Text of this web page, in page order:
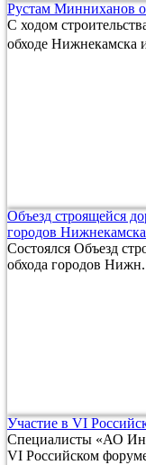
Рустам Минниханов
С ходом
обходе
Объезд строящейся
городов
Состоялся Объезд
обхода городов
Участие в VI
Специалисты «АО
VI Российском